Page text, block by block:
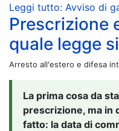
Leggi tutto: Avviso di
Prescrizione
quale legge
Arresto all'estero e difesa
La prima cosa da
prescrizione, ma in
fatto: la data di